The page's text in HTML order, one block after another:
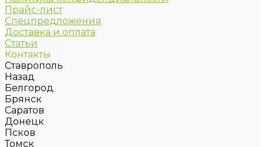
Прайс-лист
Спецпредложения
Доставка и оплата
Статьи
Контакты
Ставрополь
Назад
Белгород
Брянск
Саратов
Донецк
Псков
Томск